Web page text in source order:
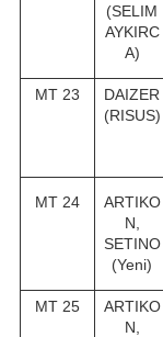
(SELIM
AYKIRC
A)
MT 23
DAIZER
(RISUS)
MT 24
ARTIKO
N,
SETINO
(Yeni)
MT 25
ARTIKO
N,